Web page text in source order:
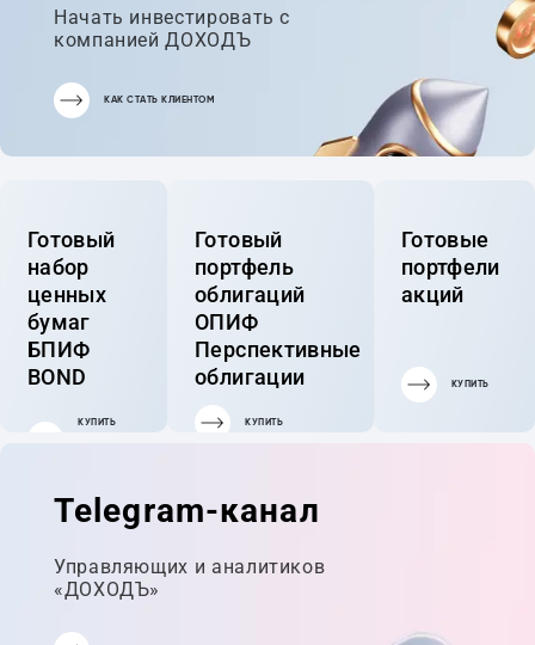
Начать инвестировать с
компанией ДОХОДЪ
КАК СТАТЬ КЛИЕНТОМ
Готовый
набор
ценных
бумаг
БПИФ
BOND
КУПИТЬ
Готовый
портфель
облигаций
ОПИФ
Перспективные
облигации
КУПИТЬ
Готовые
портфели
акций
КУПИТЬ
Telegram-канал
Управляющих и аналитиков
«ДОХОДЪ»